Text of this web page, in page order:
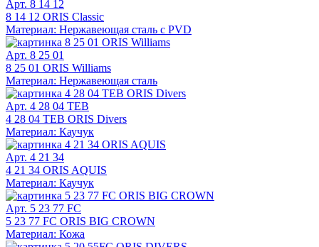
Арт. 8 14 12
8 14 12 ORIS Classic
Материал: Нержавеющая сталь с PVD
Арт. 8 25 01
8 25 01 ORIS Williams
Материал: Нержавеющая сталь
Арт. 4 28 04 TEB
4 28 04 TEB ORIS Divers
Материал: Каучук
Арт. 4 21 34
4 21 34 ORIS AQUIS
Материал: Каучук
Арт. 5 23 77 FC
5 23 77 FC ORIS BIG CROWN
Материал: Кожа